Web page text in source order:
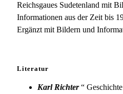
Reichsgaues Sudetenland mit
Informationen aus der Zeit bis
Ergänzt mit Bildern und
Literatur
Karl Richter“